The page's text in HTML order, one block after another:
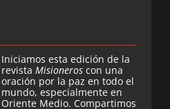
Iniciamos esta edición de la
revista Misioneros con una
oración por la paz en todo el
mundo, especialmente en
Oriente Medio. Compartimos